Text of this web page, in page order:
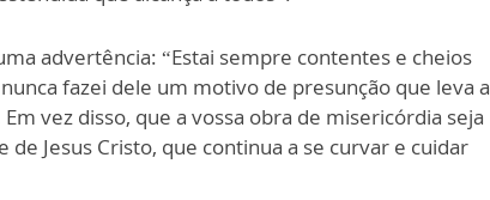
advertência: “Estai sempre contentes e cheios
fazei dele um motivo de presunção que leva a
vez disso, que a vossa obra de misericórdia seja
Jesus Cristo, que continua a se curvar e cuidar